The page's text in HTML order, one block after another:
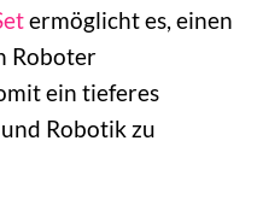
ermöglicht es, einen
Roboter
ein tieferes
Robotik zu